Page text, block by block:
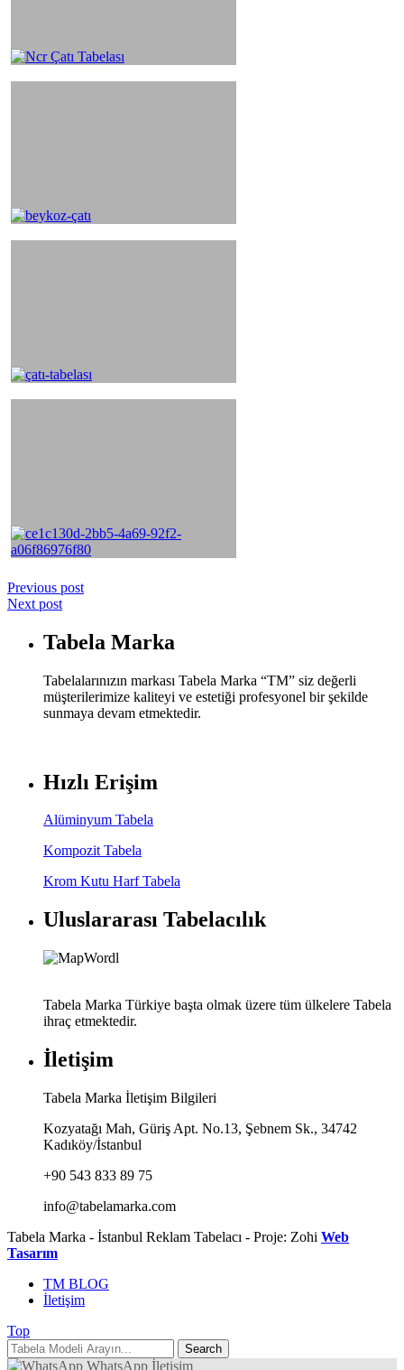
Previous post
Next post
Tabela Marka
Tabelalarınızın markası Tabela Marka “TM” siz değerli
müşterilerimize kaliteyi ve estetiği profesyonel bir şekilde
sunmaya devam etmektedir.
Hızlı Erişim
Alüminyum Tabela
Kompozit Tabela
Krom Kutu Harf Tabela
Uluslararası Tabelacılık
Tabela Marka Türkiye başta olmak üzere tüm ülkelere Tabela
ihraç etmektedir.
İletişim
Tabela Marka İletişim Bilgileri
Kozyatağı Mah, Güriş Apt. No.13, Şebnem Sk., 34742
Kadıköy/İstanbul
+90 543 833 89 75
info@tabelamarka.com
Tabela Marka - İstanbul Reklam Tabelacı - Proje: Zohi Web
Tasarım
TM BLOG
İletişim
Top
WhatsApp İletişim